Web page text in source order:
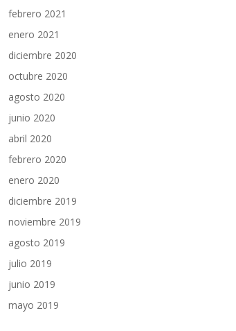
febrero 2021
enero 2021
diciembre 2020
octubre 2020
agosto 2020
junio 2020
abril 2020
febrero 2020
enero 2020
diciembre 2019
noviembre 2019
agosto 2019
julio 2019
junio 2019
mayo 2019